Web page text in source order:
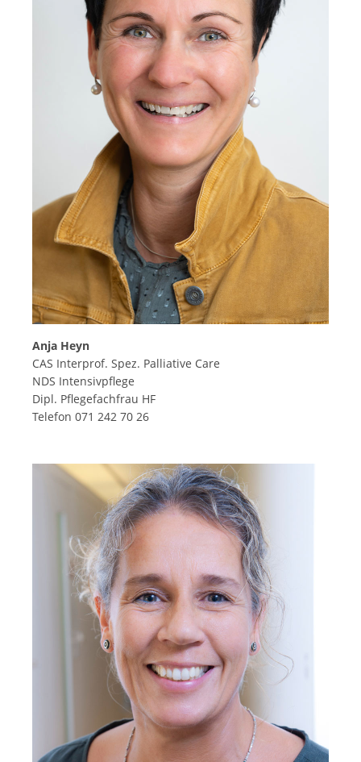
Anja Heyn
CAS Interprof. Spez. Palliative Care
NDS Intensivpflege
Dipl. Pflegefachfrau HF
Telefon 071 242 70 26